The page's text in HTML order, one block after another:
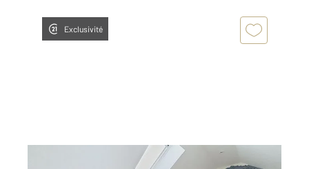
Exclusivité
ST PARRES AUX TERTRES 10